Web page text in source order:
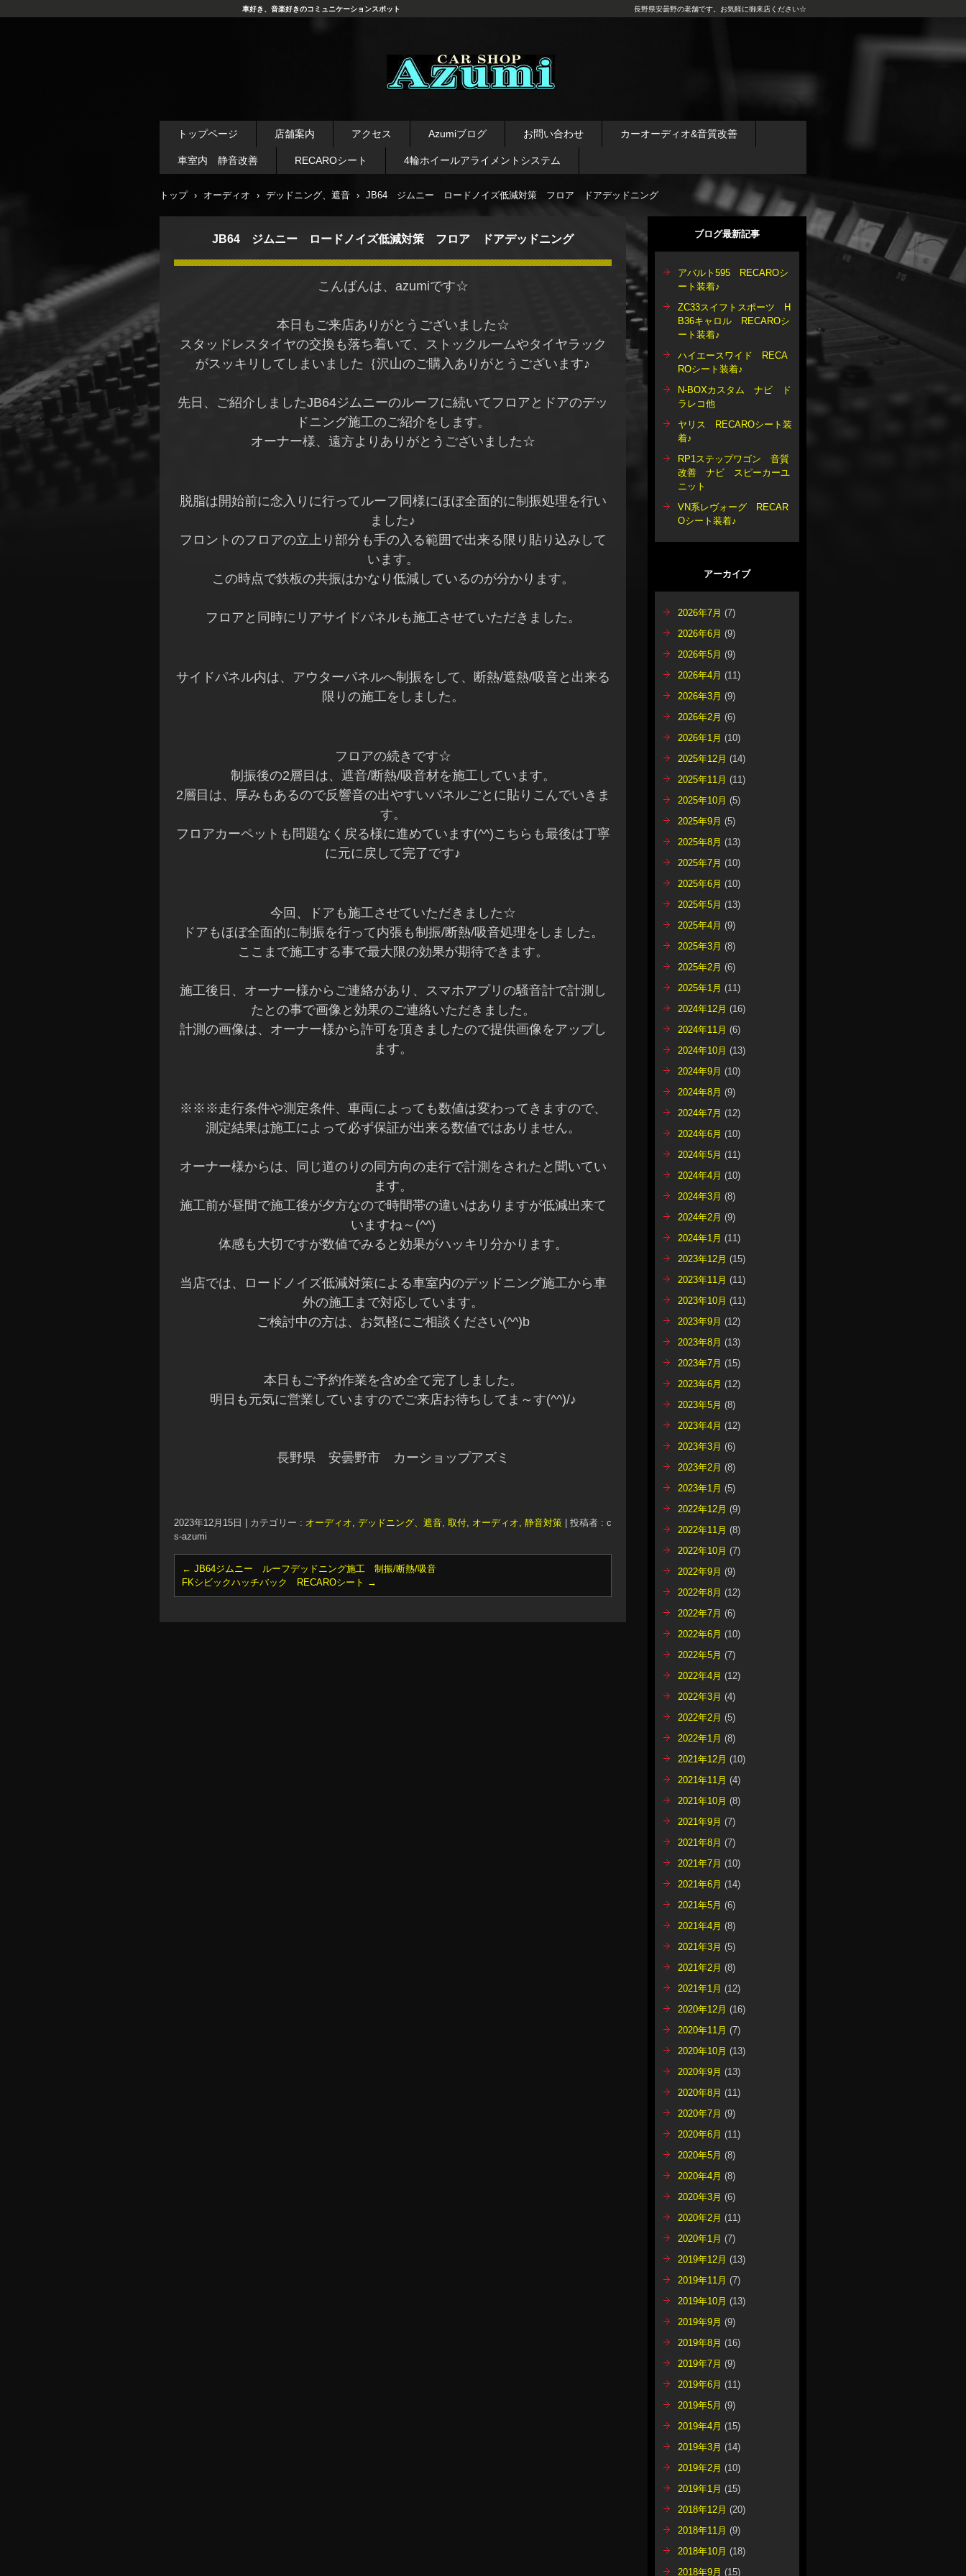
イール デッドニング カーオ
ーディオ レカロシート
車好き、音楽好きのコミュニケーションスポット 長野県安曇野の老舗です。お気軽に御来店ください☆
トップページ 店舗案内 アクセス Azumiブログ お問い合わせ カーオーディオ&音質改善
車室内 静音改善 RECAROシート 4輪ホイールアライメントシステム
トップ › オーディオ › デッドニング、遮音 › JB64 ジムニー ロードノイズ低減対策 フロア ドアデッドニング
JB64 ジムニー ロードノイズ低減対策 フロア ドアデッドニング
こんばんは、azumiです☆
本日もご来店ありがとうございました☆
スタッドレスタイヤの交換も落ち着いて、ストックルームやタイヤラック
がスッキリしてしまいました｛沢山のご購入ありがとうございます♪
先日、ご紹介しましたJB64ジムニーのルーフに続いてフロアとドアのデッ
ドニング施工のご紹介をします。
オーナー様、遠方よりありがとうございました☆
脱脂は開始前に念入りに行ってルーフ同様にほぼ全面的に制振処理を行い
ました♪
フロントのフロアの立上り部分も手の入る範囲で出来る限り貼り込みして
います。
この時点で鉄板の共振はかなり低減しているのが分かります。
フロアと同時にリアサイドパネルも施工させていただきました。
サイドパネル内は、アウターパネルへ制振をして、断熱/遮熱/吸音と出来る
限りの施工をしました。
フロアの続きです☆
制振後の2層目は、遮音/断熱/吸音材を施工しています。
2層目は、厚みもあるので反響音の出やすいパネルごとに貼りこんでいきま
す。
フロアカーペットも問題なく戻る様に進めています(^^)こちらも最後は丁寧
に元に戻して完了です♪
今回、ドアも施工させていただきました☆
ドアもほぼ全面的に制振を行って内張も制振/断熱/吸音処理をしました。
ここまで施工する事で最大限の効果が期待できます。
施工後日、オーナー様からご連絡があり、スマホアプリの騒音計で計測し
たとの事で画像と効果のご連絡いただきました。
計測の画像は、オーナー様から許可を頂きましたので提供画像をアップし
ます。
※※※走行条件や測定条件、車両によっても数値は変わってきますので、
測定結果は施工によって必ず保証が出来る数値ではありません。
オーナー様からは、同じ道のりの同方向の走行で計測をされたと聞いてい
ます。
施工前が昼間で施工後が夕方なので時間帯の違いはありますが低減出来て
いますね～(^^)
体感も大切ですが数値でみると効果がハッキリ分かります。
当店では、ロードノイズ低減対策による車室内のデッドニング施工から車
外の施工まで対応しています。
ご検討中の方は、お気軽にご相談ください(^^)b
本日もご予約作業を含め全て完了しました。
明日も元気に営業していますのでご来店お待ちしてま～す(^^)/♪
長野県 安曇野市 カーショップアズミ
2023年12月15日 カテゴリー : オーディオ, デッドニング、遮音, 取付, オーディオ, 静音対策
投稿者 : c
s-azumi
← JB64ジムニー ルーフデッドニング施工 制振/断熱/吸音
FKシビックハッチバック RECAROシート →
ブログ最新記事
アバルト595 RECAROシ
ート装着♪
ZC33スイフトスポーツ H
B36キャロル RECAROシ
ート装着♪
ハイエースワイド RECA
ROシート装着♪
N-BOXカスタム ナビ ド
ラレコ他
ヤリス RECAROシート装
着♪
RP1ステップワゴン 音質
改善 ナビ スピーカーユ
ニット
VN系レヴォーグ RECAR
Oシート装着♪
アーカイブ
2026年7月 (7)
2026年6月 (9)
2026年5月 (9)
2026年4月 (11)
2026年3月 (9)
2026年2月 (6)
2026年1月 (10)
2025年12月 (14)
2025年11月 (11)
2025年10月 (5)
2025年9月 (5)
2025年8月 (13)
2025年7月 (10)
2025年6月 (10)
2025年5月 (13)
2025年4月 (9)
2025年3月 (8)
2025年2月 (6)
2025年1月 (11)
2024年12月 (16)
2024年11月 (6)
2024年10月 (13)
2024年9月 (10)
2024年8月 (9)
2024年7月 (12)
2024年6月 (10)
2024年5月 (11)
2024年4月 (10)
2024年3月 (8)
2024年2月 (9)
2024年1月 (11)
2023年12月 (15)
2023年11月 (11)
2023年10月 (11)
2023年9月 (12)
2023年8月 (13)
2023年7月 (15)
2023年6月 (12)
2023年5月 (8)
2023年4月 (12)
2023年3月 (6)
2023年2月 (8)
2023年1月 (5)
2022年12月 (9)
2022年11月 (8)
2022年10月 (7)
2022年9月 (9)
2022年8月 (12)
2022年7月 (6)
2022年6月 (10)
2022年5月 (7)
2022年4月 (12)
2022年3月 (4)
2022年2月 (5)
2022年1月 (8)
2021年12月 (10)
2021年11月 (4)
2021年10月 (8)
2021年9月 (7)
2021年8月 (7)
2021年7月 (10)
2021年6月 (14)
2021年5月 (6)
2021年4月 (8)
2021年3月 (5)
2021年2月 (8)
2021年1月 (12)
2020年12月 (16)
2020年11月 (7)
2020年10月 (13)
2020年9月 (13)
2020年8月 (11)
2020年7月 (9)
2020年6月 (11)
2020年5月 (8)
2020年4月 (8)
2020年3月 (6)
2020年2月 (11)
2020年1月 (7)
2019年12月 (13)
2019年11月 (7)
2019年10月 (13)
2019年9月 (9)
2019年8月 (16)
2019年7月 (9)
2019年6月 (11)
2019年5月 (9)
2019年4月 (15)
2019年3月 (14)
2019年2月 (10)
2019年1月 (15)
2018年12月 (20)
2018年11月 (9)
2018年10月 (18)
2018年9月 (15)